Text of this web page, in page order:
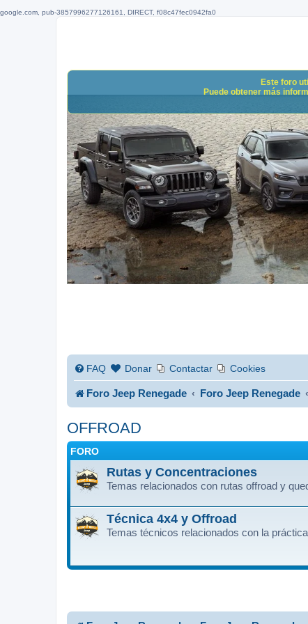
google.com, pub-3857996277126161, DIRECT, f08c47fec0942fa0
FAQ Donar Contactar Cookies
Foro Jeep Renegade Foro Jeep Renegade
OFFROAD
FORO
Rutas y Concentraciones
Temas relacionados con rutas offroad y
Técnica 4x4 y Offroad
Temas técnicos relacionados con la
Este foro
Puede obtener más